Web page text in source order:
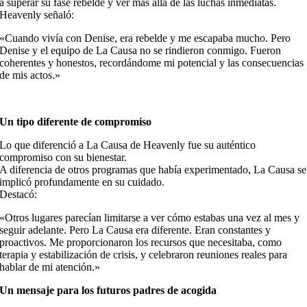
a superar su fase rebelde y ver más allá de las luchas inmediatas.
Heavenly señaló:
«Cuando vivía con Denise, era rebelde y me escapaba mucho. Pero
Denise y el equipo de La Causa no se rindieron conmigo. Fueron
coherentes y honestos, recordándome mi potencial y las consecuencias
de mis actos.»
Un tipo diferente de compromiso
Lo que diferenció a La Causa de Heavenly fue su auténtico
compromiso con su bienestar.
A diferencia de otros programas que había experimentado, La Causa se
implicó profundamente en su cuidado.
Destacó:
«Otros lugares parecían limitarse a ver cómo estabas una vez al mes y
seguir adelante. Pero La Causa era diferente. Eran constantes y
proactivos. Me proporcionaron los recursos que necesitaba, como
terapia y estabilización de crisis, y celebraron reuniones reales para
hablar de mi atención.»
Un mensaje para los futuros padres de acogida